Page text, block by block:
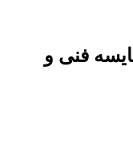
فنی و